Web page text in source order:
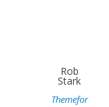
Rob
Stark
Themefor